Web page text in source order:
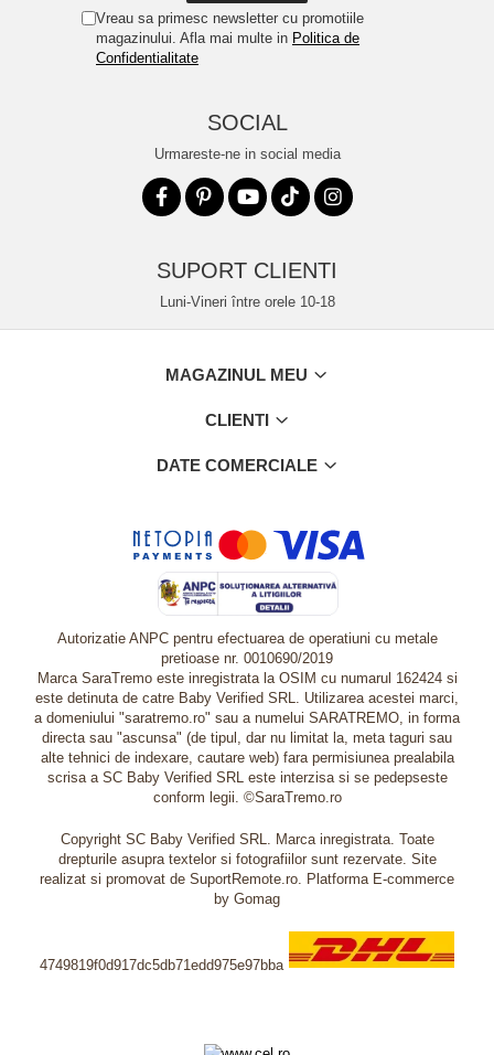
Vreau sa primesc newsletter cu promotiile
magazinului. Afla mai multe in Politica de
Confidentialitate
SOCIAL
Urmareste-ne in social media
SUPORT CLIENTI
Luni-Vineri între orele 10-18
MAGAZINUL MEU
CLIENTI
DATE COMERCIALE
Autorizatie ANPC pentru efectuarea de operatiuni cu metale
pretioase nr. 0010690/2019
Marca SaraTremo este inregistrata la OSIM cu numarul 162424 si
este detinuta de catre Baby Verified SRL. Utilizarea acestei marci,
a domeniului "saratremo.ro" sau a numelui SARATREMO, in forma
directa sau "ascunsa" (de tipul, dar nu limitat la, meta taguri sau
alte tehnici de indexare, cautare web) fara permisiunea prealabila
scrisa a SC Baby Verified SRL este interzisa si se pedepseste
conform legii. ©SaraTremo.ro
Copyright SC Baby Verified SRL. Marca inregistrata. Toate
drepturile asupra textelor si fotografiilor sunt rezervate. Site
realizat si promovat de SuportRemote.ro. Platforma E-commerce
by Gomag
4749819f0d917dc5db71edd975e97bba